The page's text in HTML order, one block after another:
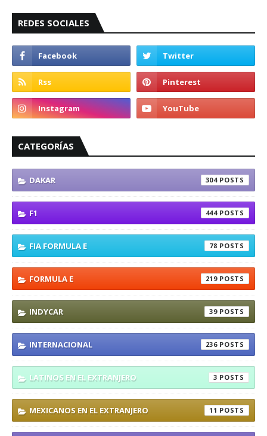
REDES SOCIALES
CATEGORÍAS
DAKAR 304
F1 444
FIA FORMULA E 78
FORMULA E 219
INDYCAR 39
INTERNACIONAL 236
LATINOS EN EL EXTRANJERO 3
MEXICANOS EN EL EXTRANJERO 11